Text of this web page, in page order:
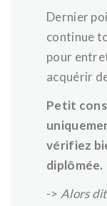
Dernier
continue
pour
acquérir
Petit
vérifiez
diplômée.
-> Alors